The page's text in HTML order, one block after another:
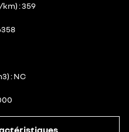
km) 359
NC